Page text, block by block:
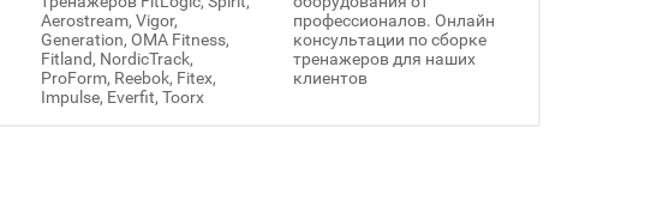
Aerostream, Vigor,
Generation, OMA Fitness,
Fitland, NordicTrack,
ProForm, Reebok, Fitex,
Impulse, Everfit, Toorx
профессионалов. Онлайн
консультации по сборке
тренажеров для наших
клиентов